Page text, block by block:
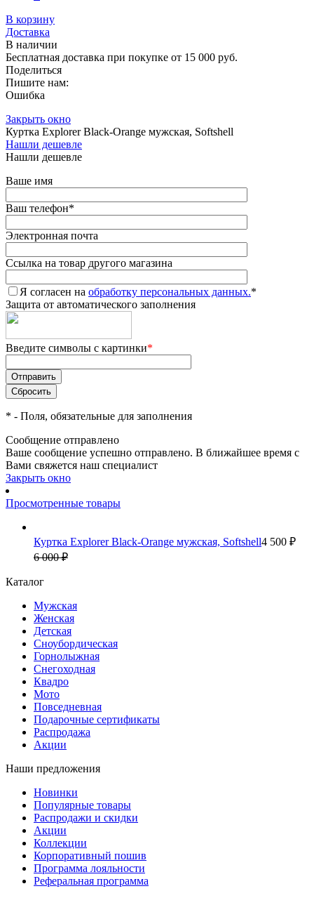
В корзину
Доставка
В наличии
Бесплатная доставка при покупке от 15 000 руб.
Поделиться
Пишите нам:
Ошибка
Закрыть окно
Куртка Explorer Black-Orange мужская, Softshell
Нашли дешевле
Нашли дешевле
Ваше имя
Ваш телефон*
Электронная почта
Ссылка на товар другого магазина
Я согласен на обработку персональных данных.*
Защита от автоматического заполнения
Введите символы с картинки*
* - Поля, обязательные для заполнения
Сообщение отправлено
Ваше сообщение успешно отправлено. В ближайшее время с
Вами свяжется наш специалист
Закрыть окно
Просмотренные товары
Куртка Explorer Black-Orange мужская, Softshell4 500 ₽
6 000 ₽
Каталог
Мужская
Женская
Детская
Сноубордическая
Горнолыжная
Снегоходная
Квадро
Мото
Повседневная
Подарочные сертификаты
Распродажа
Акции
Наши предложения
Новинки
Популярные товары
Распродажи и скидки
Акции
Коллекции
Корпоративный пошив
Программа лояльности
Реферальная программа